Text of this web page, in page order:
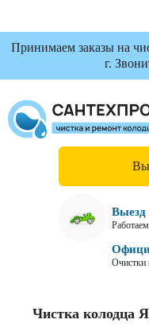
Принимаем заказы на
г.
Выезд
Очистки
Чистка колодца